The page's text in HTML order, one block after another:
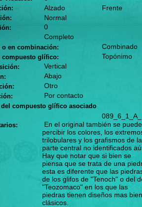
Alzado Frente
Normal
0
Completo
o en combinación: Combinado
compuesto glífico: Topónimo
Vertical
Abajo
Otro
Por contacto
compuesto glífico asociado
En el original también se
percibir los colores, los
trilobulares y los grafismos de la
parte central no identificados
Hay que notar que si bien se
piensa que se trata de una
esta es diferente que las
de los glifos de "Tenoch" o del
"Teozomaco" en los que las
piedras tienen diseños mas bien
clásicos.